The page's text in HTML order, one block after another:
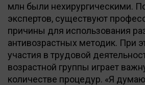
млн были нехирургическими.
экспертов, существуют
причины для использования
антивозрастных методик. При
участия в трудовой
возрастной группы играет
количестве процедур. «Я